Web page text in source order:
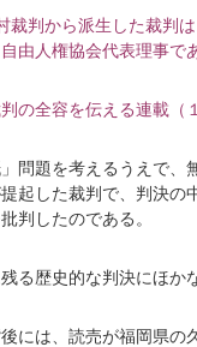
裁判から派生した裁判
由人権協会代表理事で
の全容を伝える連載（
」問題を考えるうえで
起した裁判で、判決の
判したのである。
る歴史的な判決にほか
には、読売が福岡県の